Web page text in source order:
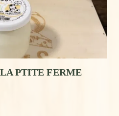
PTITE FERME